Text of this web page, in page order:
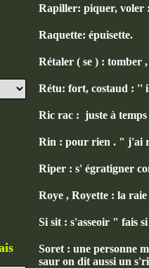
Rapiller: piquer, voler
Raquette: épuisette.
Rétaler ( se ) : tomber
Rétu: fort, costaud : ''
Ric rac : juste à
Rin : pour rien . " j'ai
Riper : s' égratigner
Roye , Royette : la
Si sit : s'asseoir " fais
Soret : une personne
saur on dit aussi un